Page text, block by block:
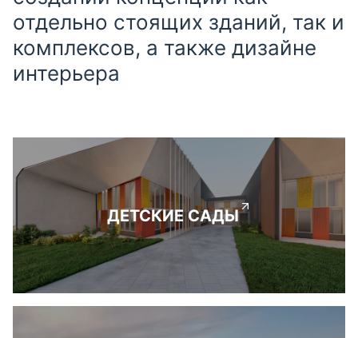
отдельно стоящих зданий, так и
комплексов, а также дизайне
интерьера
ДЕТСКИЕ САДЫ